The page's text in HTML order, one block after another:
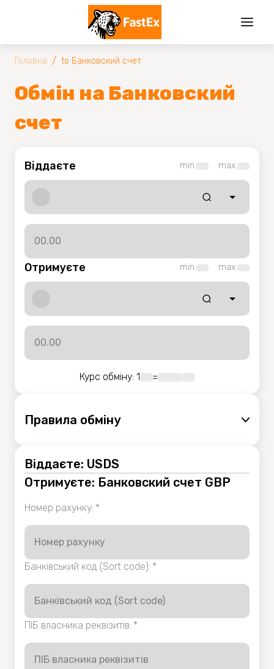
Головна / to Банковский счет
Обмін на Банковский
счет
Віддаєте min: max:
Отримуєте min: max:
Курс обміну: 1 =
Правила обмiну
Віддаєте: USDS
Отримуєте: Банковский счет GBP
Номер рахунку: *
Банківський код (Sort code): *
ПІБ власника реквізитів: *